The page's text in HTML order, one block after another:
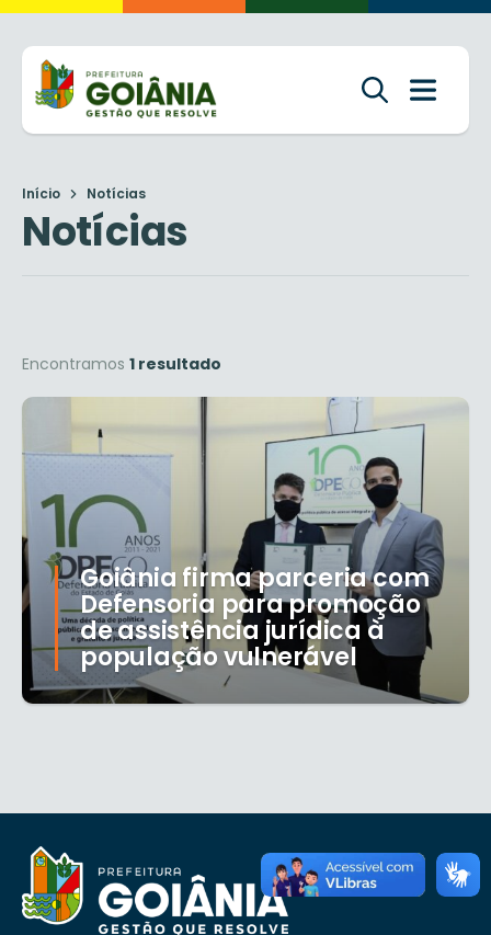
Início Notícias
Notícias
Encontramos 1 resultado
Goiânia firma parceria com
Defensoria para promoção
de assistência jurídica à
população vulnerável